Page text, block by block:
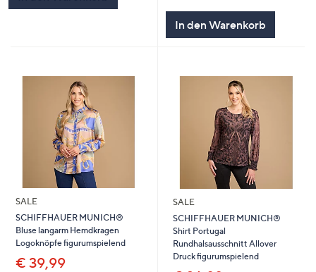
von
In den Warenkorb
SALE
SCHIFFHAUER MUNICH®
Bluse langarm Hemdkragen
Logoknöpfe figurumspielend
€ 39,99
SALE
SCHIFFHAUER MUNICH®
Shirt Portugal
Rundhalsausschnitt Allover
Druck figurumspielend